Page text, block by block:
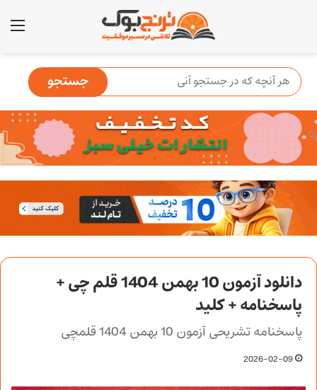
دانلود آزمون 10 بهمن 1404 قلم چی +
پاسخنامه + کلید
پاسخنامه تشریحی آزمون 10 بهمن 1404 قلمچی
2026-02-09